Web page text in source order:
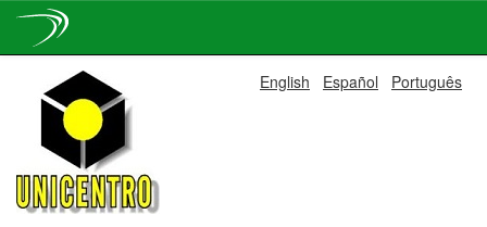
navigation
English Español Português